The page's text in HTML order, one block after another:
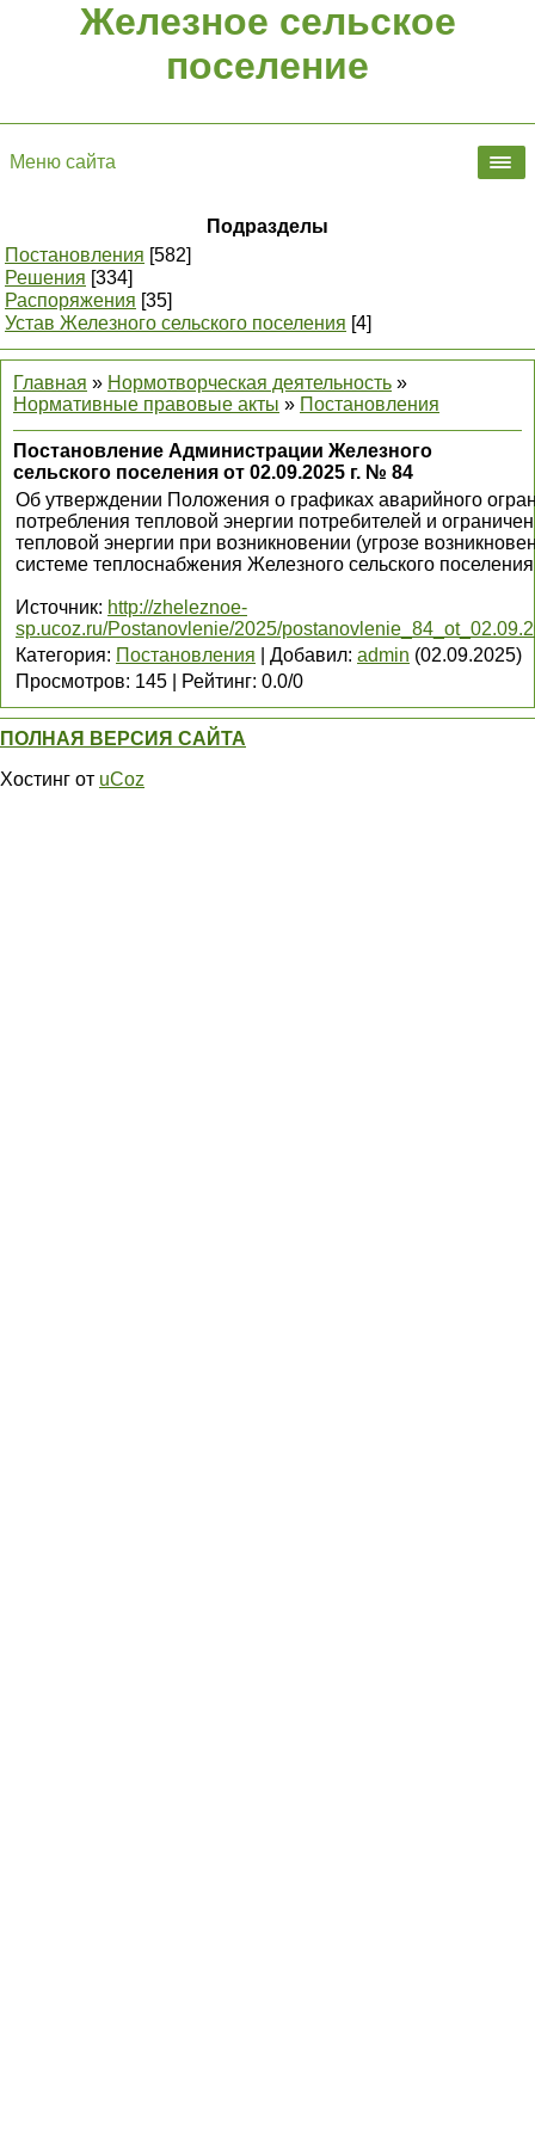
Железное сельское
поселение
Меню сайта
Подразделы
Постановления [582]
Решения [334]
Распоряжения [35]
Устав Железного сельского поселения [4]
Главная » Нормотворческая деятельность »
Нормативные правовые акты » Постановления
Постановление Администрации Железного
сельского поселения от 02.09.2025 г. № 84
Об утверждении Положения о графиках аварийного
потребления тепловой энергии потребителей и
тепловой энергии при возникновении (угрозе
системе теплоснабжения Железного сельского
Источник: http://zheleznoe-
sp.ucoz.ru/Postanovlenie/2025/
Категория: Постановления Добавил: admin (02.09.2025)
Просмотров: 145 Рейтинг: 0.0/0
ПОЛНАЯ ВЕРСИЯ САЙТА
Хостинг от uCoz